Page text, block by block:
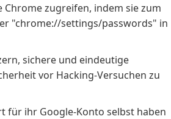
zugreifen, indem sie zum
"chrome://settings/passwords" in
sichere und eindeutige
vor Hacking-Versuchen zu
für ihr Google-Konto selbst haben